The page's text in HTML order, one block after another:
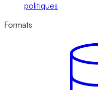
politiques
Formats